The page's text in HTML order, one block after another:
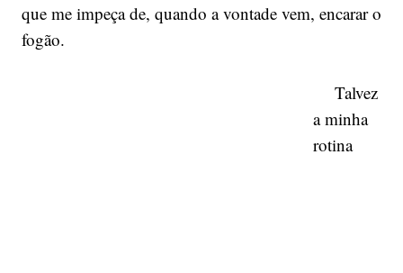
que me impeça de, quando a vontade vem, encarar o
fogão.
Talvez
a minha
rotina